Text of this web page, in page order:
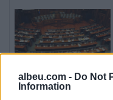
albeu.com - Do Not
Information